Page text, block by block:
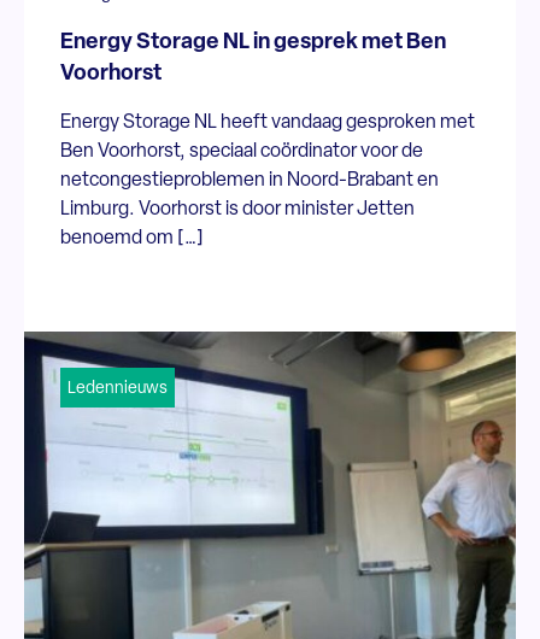
Energy Storage NL in gesprek met Ben
Voorhorst
Energy Storage NL heeft vandaag gesproken met
Ben Voorhorst, speciaal coördinator voor de
netcongestieproblemen in Noord-Brabant en
Limburg. Voorhorst is door minister Jetten
benoemd om […]
Ledennieuws